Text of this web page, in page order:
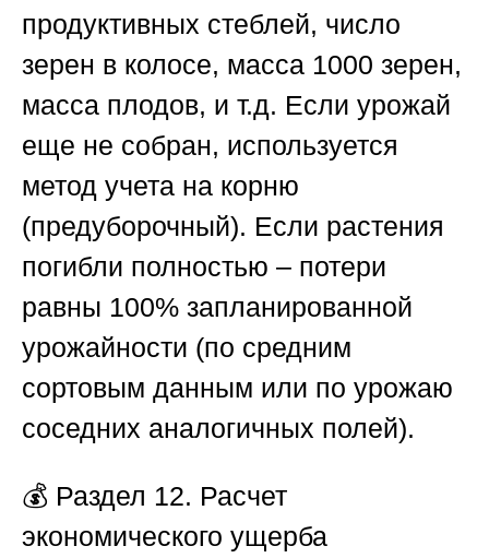
продуктивных стеблей, число
зерен в колосе, масса 1000 зерен,
масса плодов, и т.д. Если урожай
еще не собран, используется
метод учета на корню
(предуборочный). Если растения
погибли полностью – потери
равны 100% запланированной
урожайности (по средним
сортовым данным или по урожаю
соседних аналогичных полей).
💰 Раздел 12. Расчет
экономического ущерба